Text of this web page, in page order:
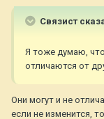
Связист
Я тоже думаю,
отличаются от
Они могут и не
если не изменится,